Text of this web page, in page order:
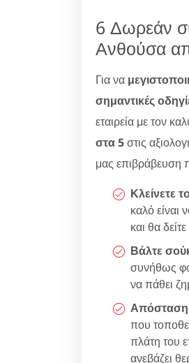
6 Δωρεάν
Ανθούσα
Για να
σημαντικές
εταιρεία με τον
στα 5στις
μας επιβράβευση
Κλείνετε
καλό είναι
και θα
Βάλτε
συνήθως
να πάθει
Απόσταση
που
πλάτη του
ανεβάζει